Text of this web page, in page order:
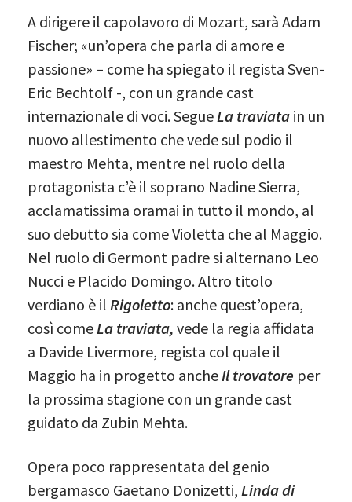
A dirigere il capolavoro di Mozart, sarà Adam
Fischer; «un’opera che parla di amore e
passione» – come ha spiegato il regista Sven-
Eric Bechtolf -, con un grande cast
internazionale di voci. Segue La traviata in un
nuovo allestimento che vede sul podio il
maestro Mehta, mentre nel ruolo della
protagonista c’è il soprano Nadine Sierra,
acclamatissima oramai in tutto il mondo, al
suo debutto sia come Violetta che al Maggio.
Nel ruolo di Germont padre si alternano Leo
Nucci e Placido Domingo. Altro titolo
verdiano è il Rigoletto: anche quest’opera,
così come La traviata, vede la regia affidata
a Davide Livermore, regista col quale il
Maggio ha in progetto anche Il trovatore per
la prossima stagione con un grande cast
guidato da Zubin Mehta.
Opera poco rappresentata del genio
bergamasco Gaetano Donizetti, Linda di